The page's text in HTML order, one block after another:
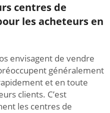
centres de
les acheteurs en
envisagent de vendre
généralement
et en toute
clients. C’est
les centres de